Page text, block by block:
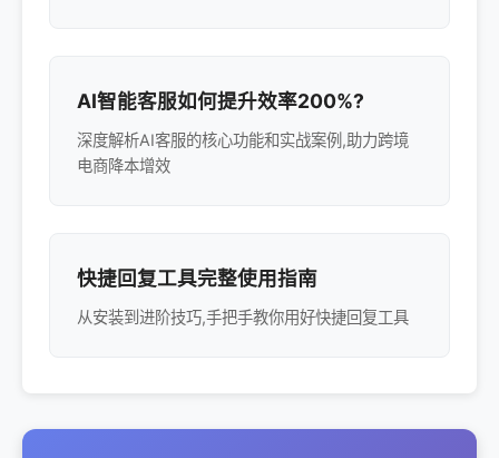
AI智能客服如何提升效率200%?
深度解析AI客服的核心功能和实战案例,助力跨境
电商降本增效
快捷回复工具完整使用指南
从安装到进阶技巧,手把手教你用好快捷回复工具